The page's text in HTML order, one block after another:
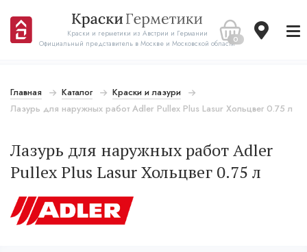
Краски и герметики из Австрии и Германии
Официальный представитель в Москве и Московской области0
Главная Каталог
Краски и лазури
Лазурь для наружных работ Adler Pullex Plus Lasur Хольцвег 0.75 л
Лазурь для наружных работ Adler
Pullex Plus Lasur Хольцвег 0.75 л